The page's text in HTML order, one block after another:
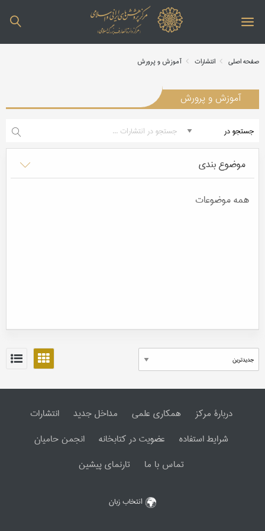
صفحه اصلی انتشارات آموزش و پرورش
آموزش و پرورش
موضوع بندی
همه موضوعات
دربارۀ مرکز همکاری علمی مداخل جدید
انتشارات
شرایط استفاده
عضویت در کتابخانه
انجمن حامیان
تماس با ما
تارنمای پیشین
انتخاب زبان